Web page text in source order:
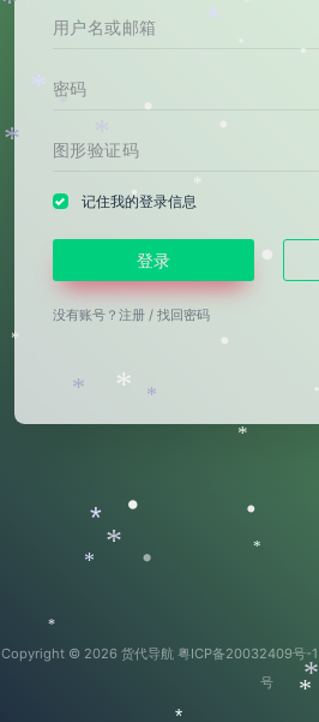
•
•
•
•
•
•
•
•
•
•
•
记住我的登录信息
登录
没有账号？ 注册 / 找回密码
Copyright © 2026 货代导航 粤ICP备20032409号-1
号
*
*
*
*
*
*
*
*
*
*
*
*
*
*
*
*
*
*